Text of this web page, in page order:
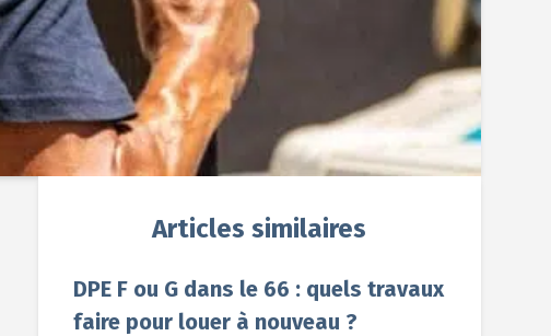
Articles similaires
DPE F ou G dans le 66 : quels travaux
faire pour louer à nouveau ?